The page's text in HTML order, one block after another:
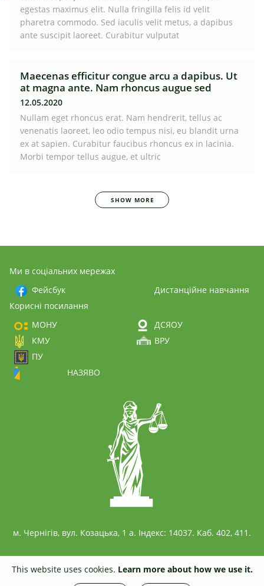
egestas maximus elit. Nulla fringilla felis id velit
pharetra commodo. Sed iaculis velit metus, a dapibus
ante suscipit laoreet. Curabitur vulputat
Maecenas efficitur congue arcu a dapibus. Ut
at magna ante. Nam rhoncus augue sed
12.05.2020
Nullam eget rhoncus erat. Nam hendrerit, tellus ac
venenatis laoreet, leo odio tempus nisi, eu blandit urna
ex at sapien. Curabitur faucibus rhoncus ex in lacinia.
Morbi tempor tellus augue, et ultric
SHOW MORE
Ми в соціальних мережах
Фейсбук
Дистанційне навчання
Корисні посилання
МОНУ
ДСЯОУ
КМУ
ВРУ
ПУ
НАЗЯВО
м. Чернігів, вул. Козацька, 1 а. Індекс: 14037. Каб. 402, 411.
This website uses cookies. Learn more about how we use it.